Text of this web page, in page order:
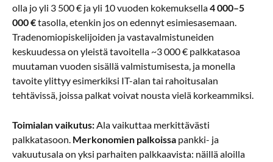
olla jo yli 3 500 € ja yli 10 vuoden kokemuksella4 000–5
000 €tasolla, etenkin jos on edennyt esimiesasemaan.
Tradenomiopiskelijoiden ja vastavalmistuneiden
keskuudessa on yleistä tavoitella ~3 000 € palkkatasoa
muutaman vuoden sisällä valmistumisesta, ja monella
tavoite ylittyy esimerkiksi IT-alan tai rahoitusalan
tehtävissä, joissa palkat voivat nousta vielä korkeammiksi.
Toimialan vaikutus:Ala vaikuttaa merkittävästi
palkkatasoon. Merkonomien palkoissa pankki- ja
vakuutusala on yksi parhaiten palkkaavista: näillä aloilla